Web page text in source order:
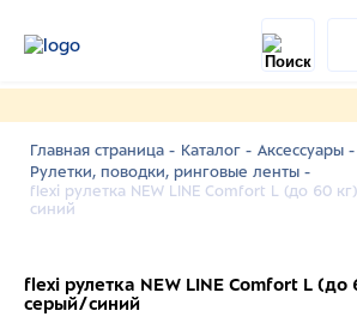
Главная страница - Каталог - Аксессуары -
Рулетки, поводки, ринговые ленты -
flexi рулетка NEW LINE Comfort L (до 60
синий
flexi рулетка NEW LINE Comfort L (до
серый/синий